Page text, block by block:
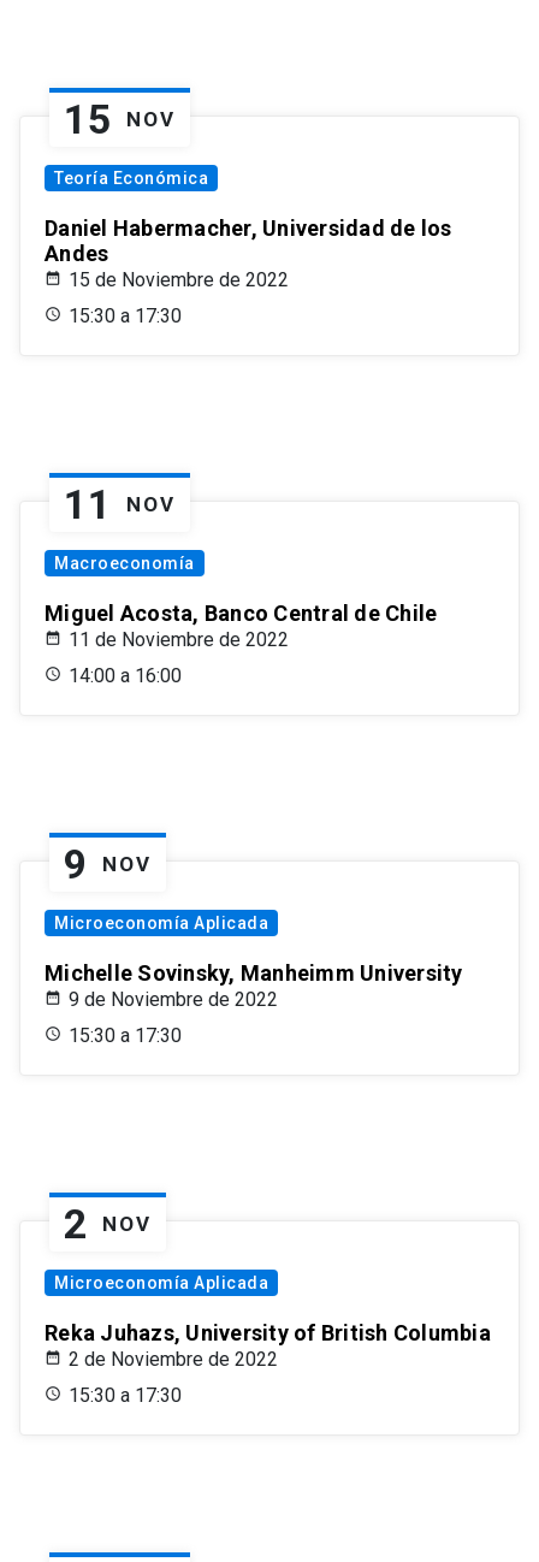
15 NOV
Teoría Económica
Daniel Habermacher, Universidad de los
Andes
15 de Noviembre de 2022
15:30 a 17:30
11 NOV
Macroeconomía
Miguel Acosta, Banco Central de Chile
11 de Noviembre de 2022
14:00 a 16:00
9 NOV
Microeconomía Aplicada
Michelle Sovinsky, Manheimm University
9 de Noviembre de 2022
15:30 a 17:30
2 NOV
Microeconomía Aplicada
Reka Juhazs, University of British Columbia
2 de Noviembre de 2022
15:30 a 17:30